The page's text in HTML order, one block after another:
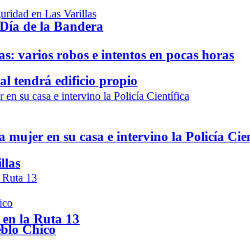
varios robos e intentos en pocas horas
en su casa e intervino la Policía
la Ruta 13
de la Bandera
tendrá edificio propio
Chico